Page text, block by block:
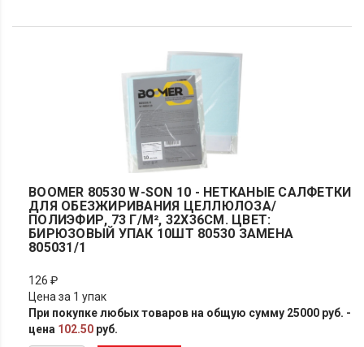
BOOMER 80530 W-SON 10 - НЕТКАНЫЕ САЛФЕТКИ
ДЛЯ ОБЕЗЖИРИВАНИЯ ЦЕЛЛЮЛОЗА/
ПОЛИЭФИР, 73 Г/М², 32X36СМ. ЦВЕТ:
БИРЮЗОВЫЙ УПАК 10ШТ 80530 ЗАМЕНА
805031/1
126 ₽
Цена за 1 упак
При покупке любых товаров на общую сумму 25000 руб. -
цена 102.50 руб.